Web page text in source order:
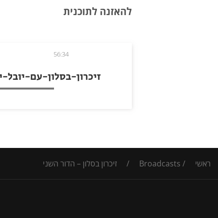
להאזנה לתוכנית
זיכרון-בסלון-עם-יובל-
56:34
ראשי /
Broadcasts
/ זיכרון בסלון – הדור השני